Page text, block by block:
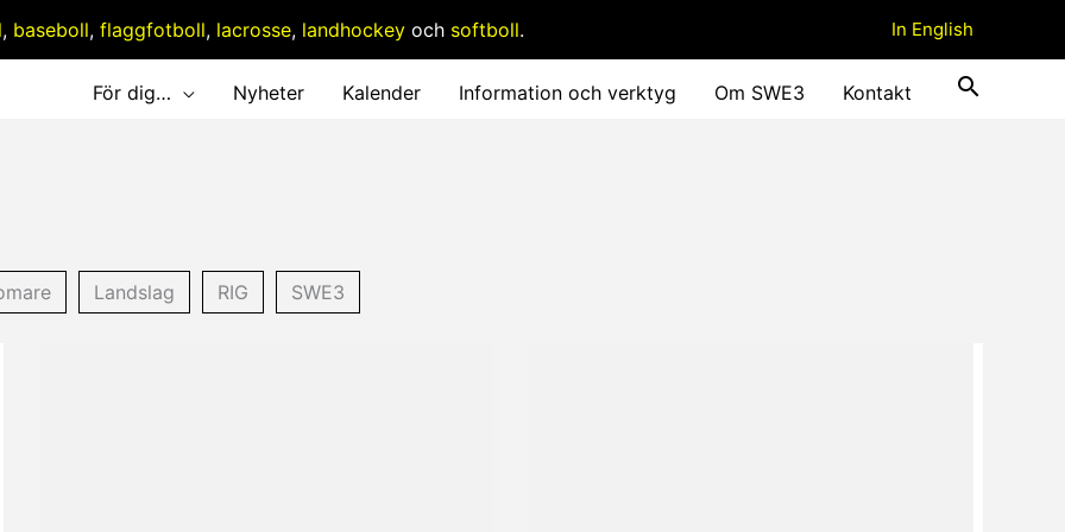
, baseboll, flaggfotboll, lacrosse, landhockey och softboll. In English
För dig… Nyheter Kalender Information och verktyg Om SWE3 Kontakt
Landslag RIG SWE3